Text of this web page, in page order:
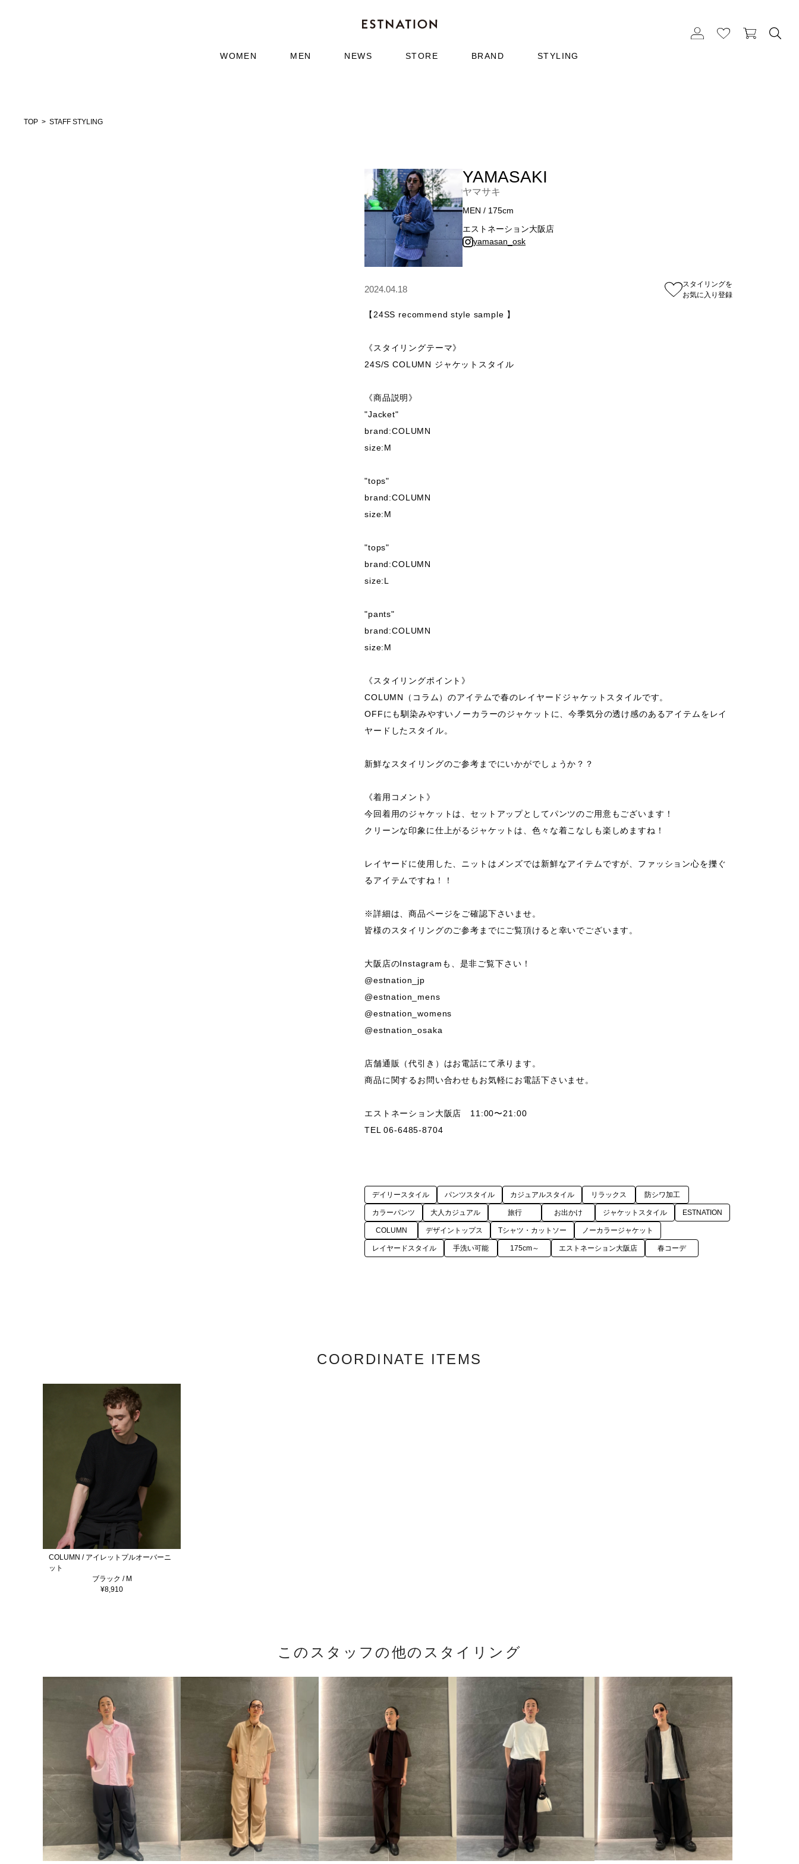
WOMEN MEN NEWS STORE BRAND STYLING
TOP STAFF STYLING
YAMASAKI
ヤマサキ
MEN / 175cm
エストネーション大阪店
yamasan_osk
スタイリングを
お気に入り登録
2024.04.18
【24SS recommend style sample 】
《スタイリングテーマ》
24S/S COLUMN ジャケットスタイル
《商品説明》
"Jacket"
brand:COLUMN
size:M
"tops"
brand:COLUMN
size:M
"tops"
brand:COLUMN
size:L
"pants"
brand:COLUMN
size:M
《スタイリングポイント》
COLUMN（コラム）のアイテムで春のレイヤードジャケットスタイルです。
OFFにも馴染みやすいノーカラーのジャケットに、今季気分の透け感のあるアイテムをレイ
ヤードしたスタイル。
新鮮なスタイリングのご参考までにいかがでしょうか？？
《着用コメント》
今回着用のジャケットは、セットアップとしてパンツのご用意もございます！
クリーンな印象に仕上がるジャケットは、色々な着こなしも楽しめますね！
レイヤードに使用した、ニットはメンズでは新鮮なアイテムですが、ファッション心を擽ぐ
るアイテムですね！！
※詳細は、商品ページをご確認下さいませ。
皆様のスタイリングのご参考までにご覧頂けると幸いでございます。
大阪店のInstagramも、是非ご覧下さい！
@estnation_jp
@estnation_mens
@estnation_womens
@estnation_osaka
店舗通販（代引き）はお電話にて承ります。
商品に関するお問い合わせもお気軽にお電話下さいませ。
エストネーション大阪店　11:00〜21:00
デイリースタイル パンツスタイル カジュアルスタイル リラックス 防シワ加工
カラーパンツ 大人カジュアル 旅行 お出かけ ジャケットスタイル ESTNATION
COLUMN デザイントップス Tシャツ・カットソー ノーカラージャケット
レイヤードスタイル 手洗い可能 175cm～ エストネーション大阪店 春コーデ
COORDINATE ITEMS
COLUMN / アイレットプルオーバーニ
ット
ブラック / M
¥8,910
このスタッフの他のスタイリング